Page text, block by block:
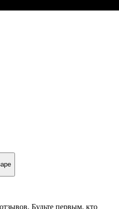
Будьте первым, кто